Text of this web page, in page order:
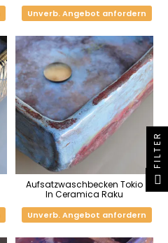
Unverb. Angebot anfordern
Aufsatzwaschbecken Tokio
In Ceramica Raku
Unverb. Angebot anfordern
FILTER